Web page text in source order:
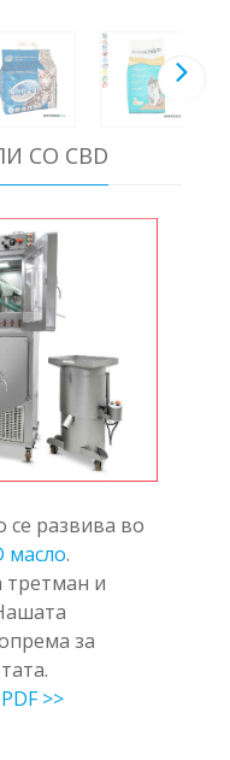
СО CBD
се развива во
масло.
третман и
за
>>